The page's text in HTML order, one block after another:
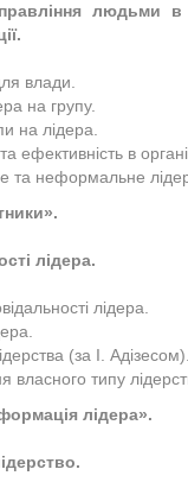
людьми в
влади.
на групу.
на лідера.
ефективність в
та неформальне
лідера.
лідера.
(за І. Адізесом).
власного типу
лідера».